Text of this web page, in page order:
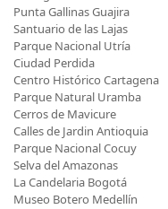
Punta Gallinas Guajira
Santuario de las Lajas
Parque Nacional Utría
Ciudad Perdida
Centro Histórico Cartagena
Parque Natural Uramba
Cerros de Mavicure
Calles de Jardin Antioquia
Parque Nacional Cocuy
Selva del Amazonas
La Candelaria Bogotá
Museo Botero Medellín